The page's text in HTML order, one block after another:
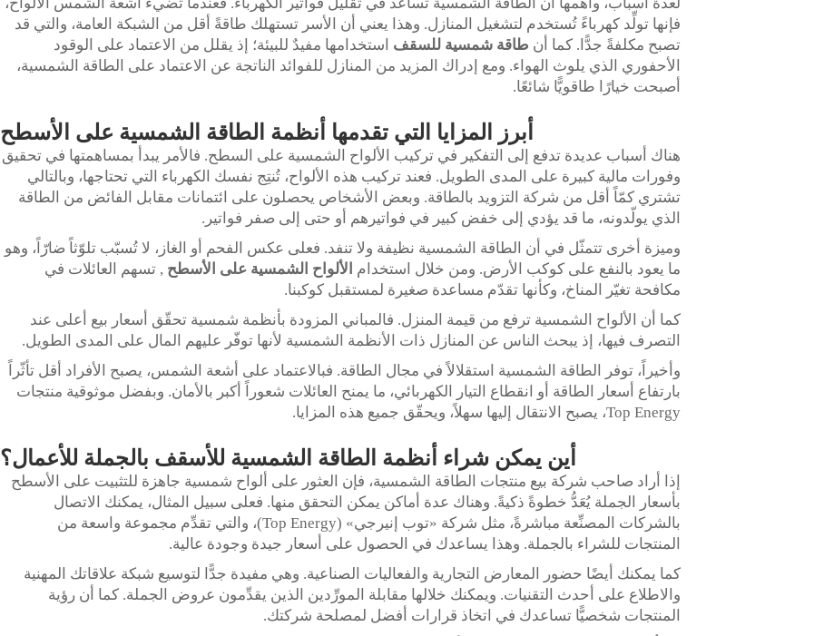
فإنها تولِّد كهرباءً تُستخدم لتشغيل المنازل. وهذا يعني أن الأسر تستهلك طاقةً أقل من الشبكة العامة، والتي قد
تصبح مكلفةً جدًّا. كما أن طاقة شمسية للسقف استخدامها مفيدٌ للبيئة؛ إذ يقلل من الاعتماد على الوقود
الأحفوري الذي يلوث الهواء. ومع إدراك المزيد من المنازل للفوائد الناتجة عن الاعتماد على الطاقة الشمسية،
أصبحت خيارًا طاقويًّا شائعًا.
أبرز المزايا التي تقدمها أنظمة الطاقة الشمسية على الأسطح
هناك أسباب عديدة تدفع إلى التفكير في تركيب الألواح الشمسية على السطح. فالأمر يبدأ بمساهمتها في تحقيق
وفورات مالية كبيرة على المدى الطويل. فعند تركيب هذه الألواح، تُنتِج نفسك الكهرباء التي تحتاجها، وبالتالي
تشتري كمّاً أقل من شركة التزويد بالطاقة. وبعض الأشخاص يحصلون على ائتمانات مقابل الفائض من الطاقة
الذي يولّدونه، ما قد يؤدي إلى خفض كبير في فواتيرهم أو حتى إلى صفر فواتير.
وميزة أخرى تتمثّل في أن الطاقة الشمسية نظيفة ولا تنفد. فعلى عكس الفحم أو الغاز، لا تُسبّب تلوّثاً ضارّاً، وهو
ما يعود بالنفع على كوكب الأرض. ومن خلال استخدام الألواح الشمسية على الأسطح , تسهم العائلات في
مكافحة تغيّر المناخ، وكأنها تقدّم مساعدة صغيرة لمستقبل كوكبنا.
كما أن الألواح الشمسية ترفع من قيمة المنزل. فالمباني المزودة بأنظمة شمسية تحقّق أسعار بيع أعلى عند
التصرف فيها، إذ يبحث الناس عن المنازل ذات الأنظمة الشمسية لأنها توفّر عليهم المال على المدى الطويل.
وأخيراً، توفر الطاقة الشمسية استقلالاً في مجال الطاقة. فبالاعتماد على أشعة الشمس، يصبح الأفراد أقل تأثّراً
بارتفاع أسعار الطاقة أو انقطاع التيار الكهربائي، ما يمنح العائلات شعوراً أكبر بالأمان. وبفضل موثوقية منتجات
Top Energy، يصبح الانتقال إليها سهلاً، ويحقّق جميع هذه المزايا.
أين يمكن شراء أنظمة الطاقة الشمسية للأسقف بالجملة للأعمال؟
إذا أراد صاحب شركة بيع منتجات الطاقة الشمسية، فإن العثور على ألواح شمسية جاهزة للتثبيت على الأسطح
بأسعار الجملة يُعَدُّ خطوةً ذكيةً. وهناك عدة أماكن يمكن التحقق منها. فعلى سبيل المثال، يمكنك الاتصال
بالشركات المصنِّعة مباشرةً، مثل شركة «توب إنيرجي» (Top Energy)، والتي تقدِّم مجموعة واسعة من
المنتجات للشراء بالجملة. وهذا يساعدك في الحصول على أسعار جيدة وجودة عالية.
كما يمكنك أيضًا حضور المعارض التجارية والفعاليات الصناعية. وهي مفيدة جدًّا لتوسيع شبكة علاقاتك المهنية
والاطلاع على أحدث التقنيات. ويمكنك خلالها مقابلة المورِّدين الذين يقدِّمون عروض الجملة. كما أن رؤية
المنتجات شخصيًّا تساعدك في اتخاذ قرارات أفضل لمصلحة شركتك.